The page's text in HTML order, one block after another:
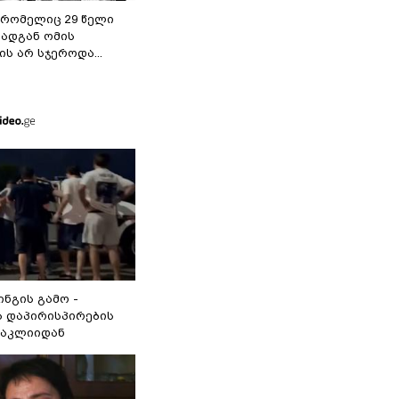
რომელიც 29 წელი
ომის
არ სჯეროდა...
გამო -